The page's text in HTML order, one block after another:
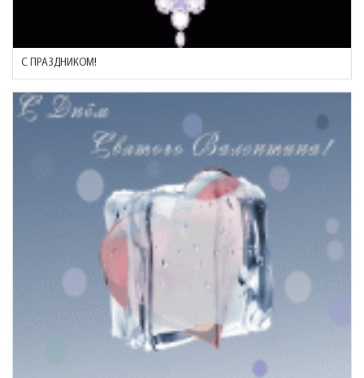
С ПРАЗДНИКОМ!